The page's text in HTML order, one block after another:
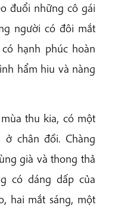
đuổi những cô gái
người có đôi mắt
hạnh phúc hoàn
hẩm hiu và nàng
thu kia, có một
chân đồi. Chàng
già và thong thả
có dáng dấp của
hai mắt sáng, một